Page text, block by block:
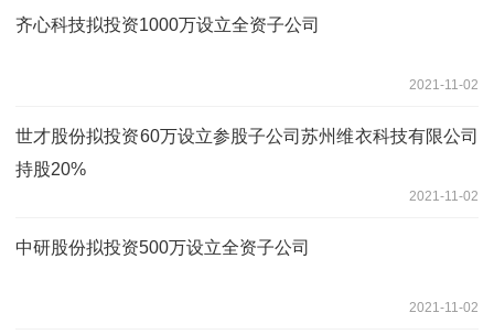
齐心科技拟投资1000万设立全资子公司
2021-11-02
世才股份拟投资60万设立参股子公司苏州维衣科技有限公司
持股20%
2021-11-02
中研股份拟投资500万设立全资子公司
2021-11-02